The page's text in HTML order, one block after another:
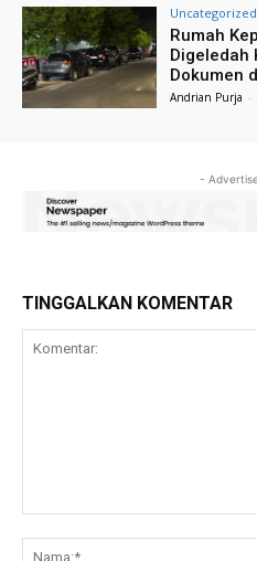
Uncategorized
Rumah
Digeledah
Dokumen
Andrian Purja -
-
TINGGALKAN KOMENTAR